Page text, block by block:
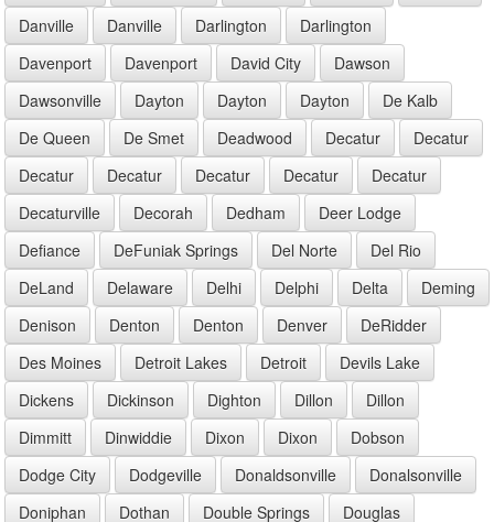
Danville
Danville Darlington
Darlington
Davenport
Davenport David City
Dawson
Dawsonville
Dayton Dayton Dayton
De Kalb
De Queen
De Smet Deadwood Decatur
Decatur
Decatur
Decatur Decatur Decatur
Decatur
Decaturville
Decorah Dedham
Deer Lodge
Defiance
DeFuniak Springs Del Norte
Del Rio
DeLand
Delaware Delhi Delphi Delta
Deming
Denison
Denton Denton Denver
DeRidder
Des Moines
Detroit Lakes Detroit
Devils Lake
Dickens
Dickinson Dighton Dillon
Dillon
Dimmitt
Dinwiddie Dixon Dixon
Dobson
Dodge City
Dodgeville Donaldsonville
Donalsonville
Doniphan
Dothan Double Springs
Douglas